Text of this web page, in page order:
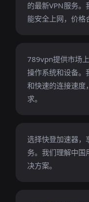
的最新VPN服务
能安全上网，价格
789vpn提供市场
操作系统和设备。
和快速的连接速度
求。
选择快登加速器，
务。我们理解中国
决方案。